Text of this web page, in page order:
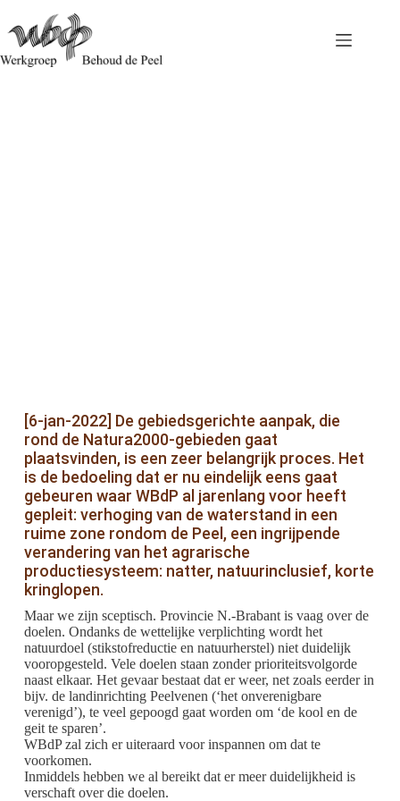
[6-jan-2022] De gebiedsgerichte aanpak, die
rond de Natura2000-gebieden gaat
plaatsvinden, is een zeer belangrijk proces. Het
is de bedoeling dat er nu eindelijk eens gaat
gebeuren waar WBdP al jarenlang voor heeft
gepleit: verhoging van de waterstand in een
ruime zone rondom de Peel, een ingrijpende
verandering van het agrarische
productiesysteem: natter, natuurinclusief, korte
kringlopen.
Maar we zijn sceptisch. Provincie N.-Brabant is vaag over de
doelen. Ondanks de wettelijke verplichting wordt het
natuurdoel (stikstofreductie en natuurherstel) niet duidelijk
vooropgesteld. Vele doelen staan zonder prioriteitsvolgorde
naast elkaar. Het gevaar bestaat dat er weer, net zoals eerder in
bijv. de landinrichting Peelvenen (‘het onverenigbare
verenigd’), te veel gepoogd gaat worden om ‘de kool en de
geit te sparen’.
WBdP zal zich er uiteraard voor inspannen om dat te
voorkomen.
Inmiddels hebben we al bereikt dat er meer duidelijkheid is
verschaft over die doelen.